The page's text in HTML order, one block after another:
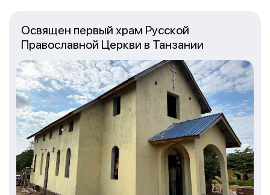
Освящен первый храм Русской
Православной Церкви в Танзании